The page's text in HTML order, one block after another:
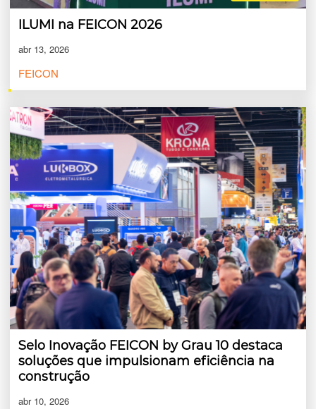
ILUMI na FEICON 2026
abr 13, 2026
FEICON
Selo Inovação FEICON by Grau 10 destaca
soluções que impulsionam eficiência na
construção
abr 10, 2026